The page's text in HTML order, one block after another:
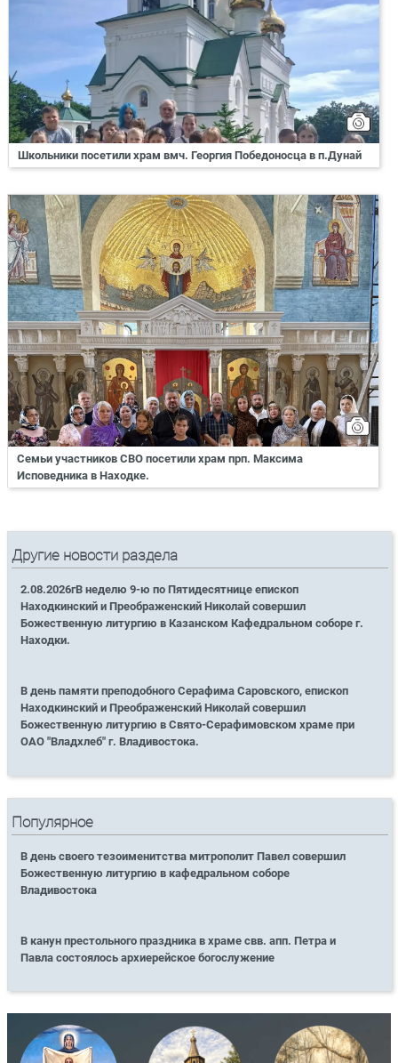
Школьники посетили храм вмч. Георгия Победоносца в п.Дунай
Семьи участников СВО посетили храм прп. Максима
Исповедника в Находке.
Другие новости раздела
2.08.2026гВ неделю 9-ю по Пятидесятнице епископ
Находкинский и Преображенский Николай совершил
Божественную литургию в Казанском Кафедральном соборе г.
Находки.
В день памяти преподобного Серафима Саровского, епископ
Находкинский и Преображенский Николай совершил
Божественную литургию в Свято-Серафимовском храме при
ОАО "Владхлеб" г. Владивостока.
Популярное
В день своего тезоименитства митрополит Павел совершил
Божественную литургию в кафедральном соборе
Владивостока
В канун престольного праздника в храме свв. апп. Петра и
Павла состоялось архиерейское богослужение